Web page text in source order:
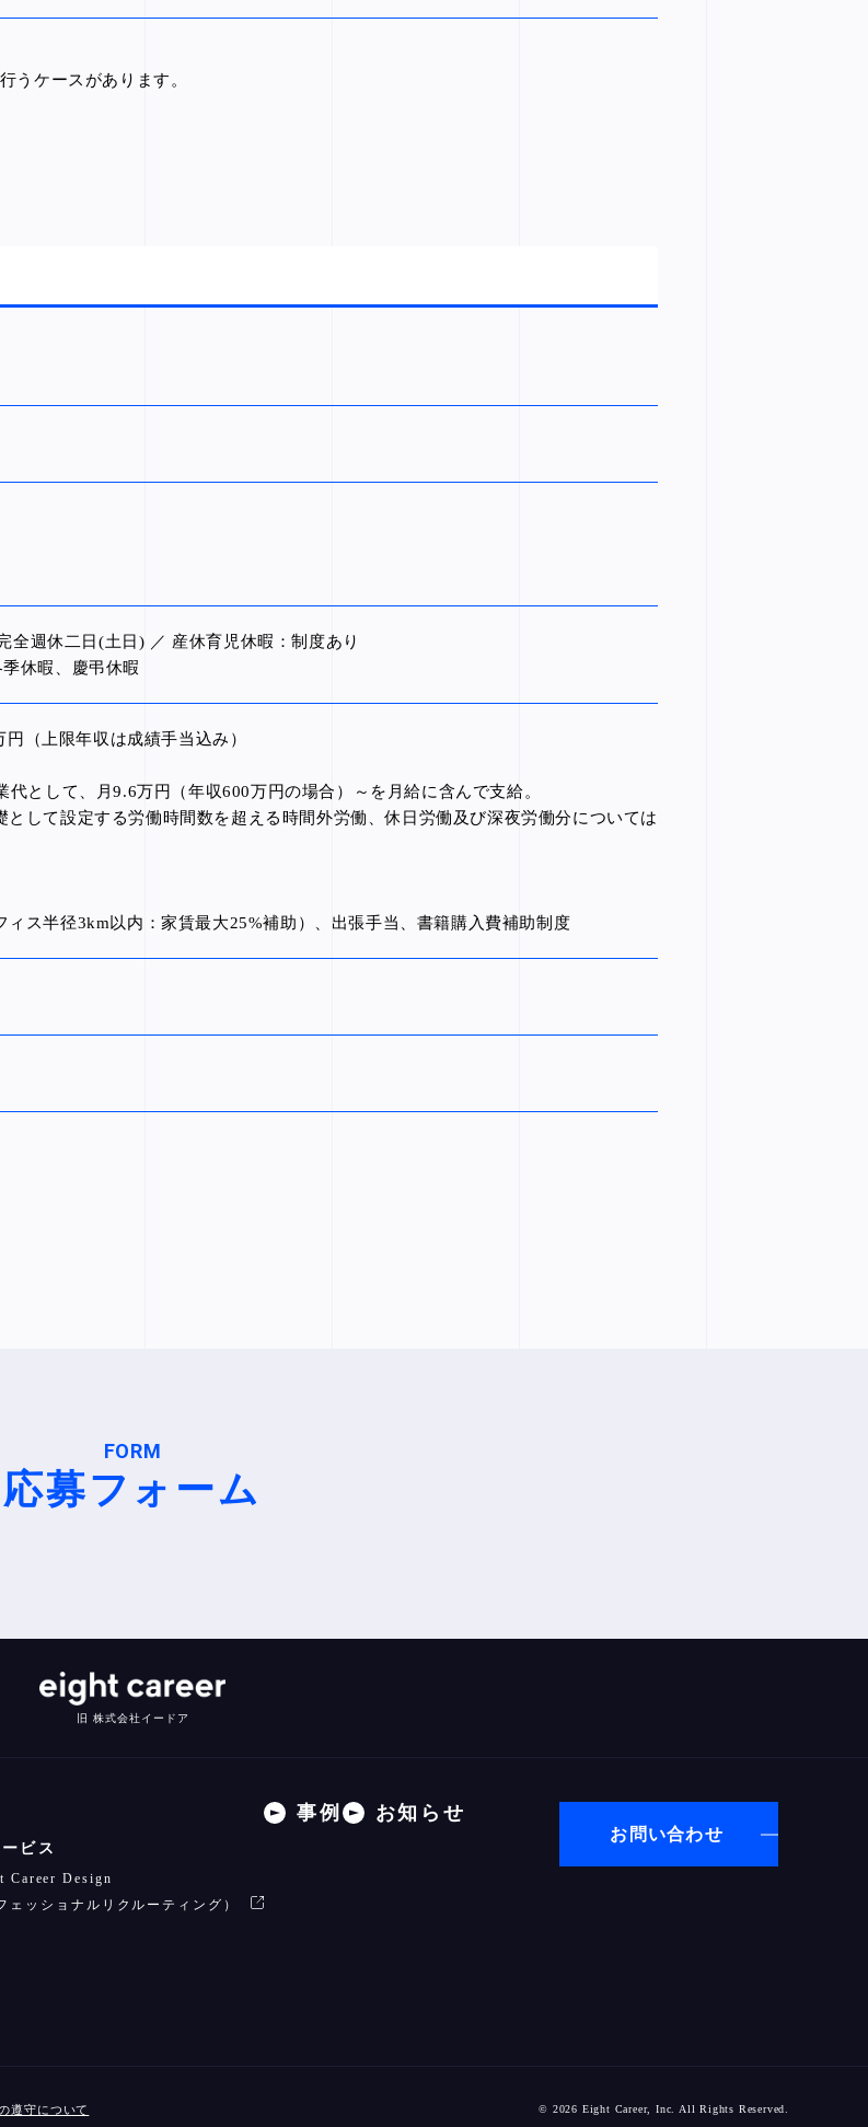
うケースがあります。
全週休二日(土日) ／ 産休育児休暇：制度あり
休暇、慶弔休暇
（上限年収は成績手当込み）
代として、月9.6万円（年収600万円の場合）～を月給に含んで支給。
して設定する労働時間数を超える時間外労働、休日労働及び深夜労働分については
ィス半径3km以内：家賃最大25%補助）、出張手当、書籍購入費補助制度
FORM
応募フォーム
旧 株式会社イードア
ビス
Career Design
ェッショナルリクルーティング）
事例 お知らせ
お問い合わせ
遵守について © 2026 Eight Career, Inc. All Rights Reserved.